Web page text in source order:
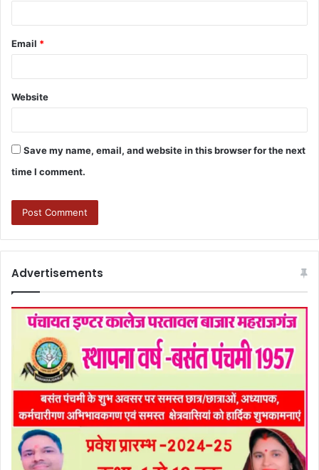
Email *
Website
Save my name, email, and website in this browser for the next
time I comment.
Advertisements